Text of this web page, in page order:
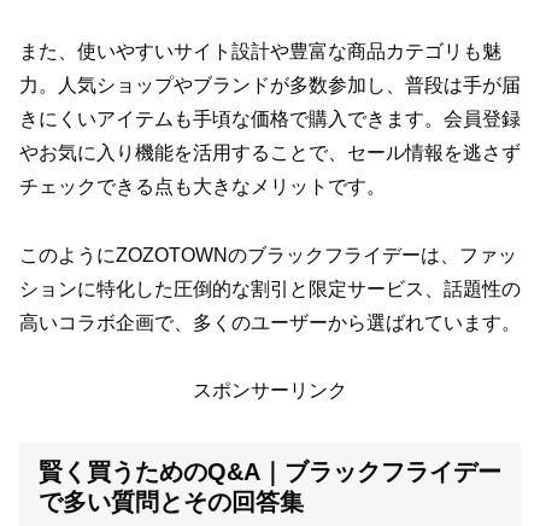
また、使いやすいサイト設計や豊富な商品カテゴリも魅
力。人気ショップやブランドが多数参加し、普段は手が届
きにくいアイテムも手頃な価格で購入できます。会員登録
やお気に入り機能を活用することで、セール情報を逃さず
チェックできる点も大きなメリットです。
このようにZOZOTOWNのブラックフライデーは、ファッ
ションに特化した圧倒的な割引と限定サービス、話題性の
高いコラボ企画で、多くのユーザーから選ばれています。
スポンサーリンク
賢く買うためのQ&A｜ブラックフライデー
で多い質問とその回答集